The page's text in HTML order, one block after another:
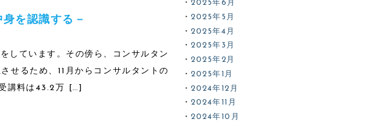
を認識する－
しています。その傍ら、コンサルタン
せるため、11月からコンサルタントの
講料は43.2万 […]
2025年6月
2025年5月
2025年4月
2025年3月
2025年2月
2025年1月
2024年12月
2024年11月
2024年10月